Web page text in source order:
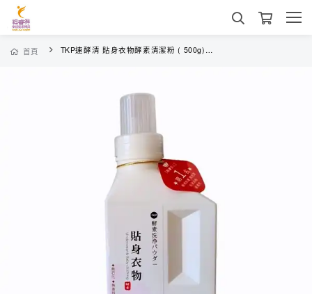
首頁 TKP速酵清 貼身衣物酵素清潔粉 ( 500g) 嬰幼兒 貼身衣物專用